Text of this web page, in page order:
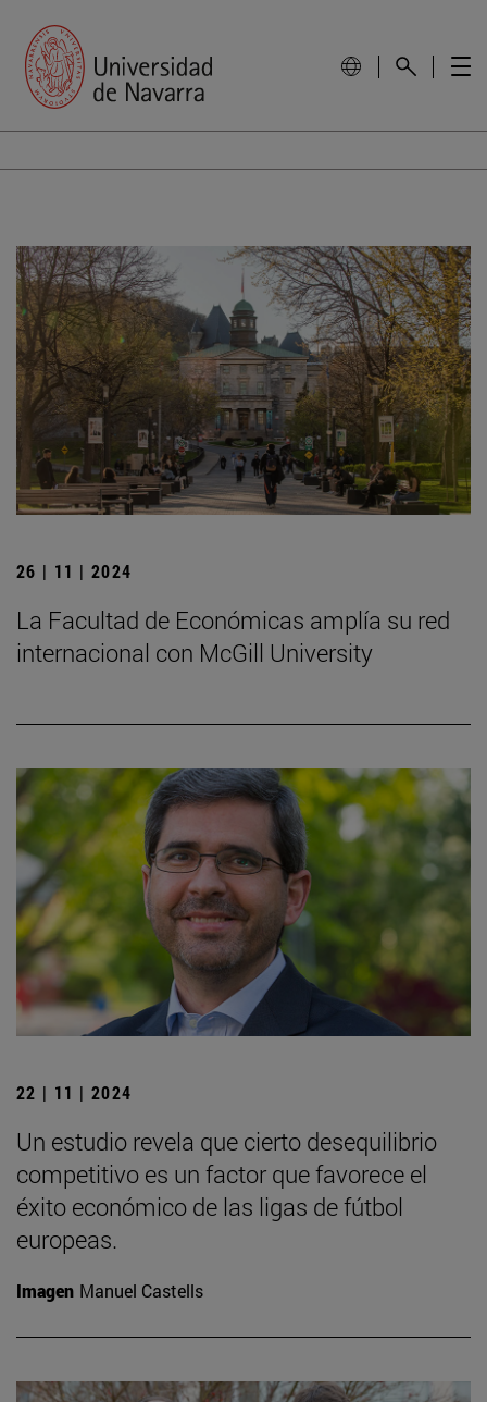
26 | 11 | 2024
La Facultad de Económicas amplía su red
internacional con McGill University
22 | 11 | 2024
Un estudio revela que cierto desequilibrio
competitivo es un factor que favorece el
éxito económico de las ligas de fútbol
europeas.
Imagen Manuel Castells